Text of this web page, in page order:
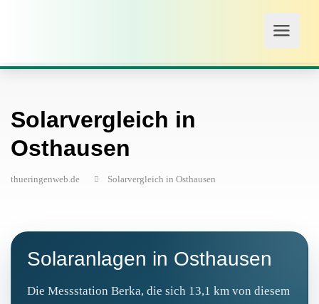
Solarvergleich in
Osthausen
thueringenweb.de Solarvergleich in Osthausen
Solaranlagen in Osthausen
Die Messstation Berka, die sich 13,1 km von diesem